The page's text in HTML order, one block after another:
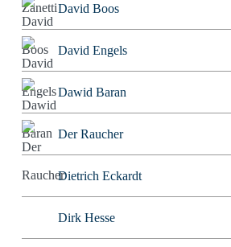
David Boos
David Engels
Dawid Baran
Der Raucher
Dietrich Eckardt
Dirk Hesse